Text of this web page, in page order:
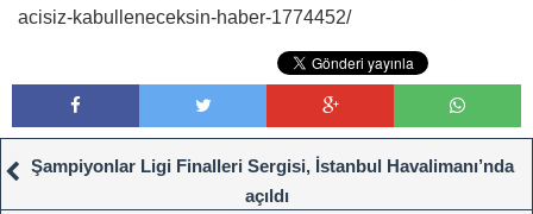
acisiz-kabulleneceksin-haber-1774452/
Şampiyonlar Ligi Finalleri Sergisi, İstanbul Havalimanı’nda
açıldı